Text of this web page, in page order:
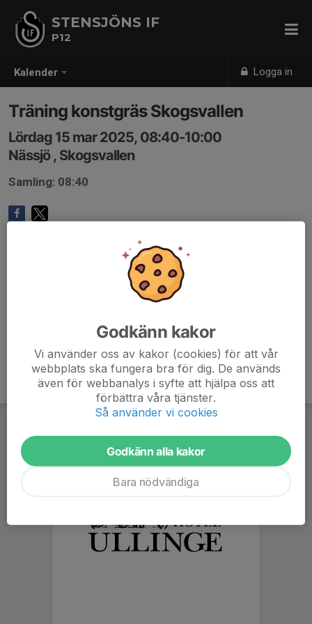
Kalender Logga in
STENSJÖNS IF
P12
Träning konstgräs Skogsvallen
Lördag 15 mar 2025, 08:40-10:00
Nässjö , Skogsvallen
Samling: 08:40
Godkänn kakor
Vi använder oss av kakor (cookies) för att vår
webbplats ska fungera bra för dig. De används
även för webbanalys i syfte att hjälpa oss att
förbättra våra tjänster.
Så använder vi cookies
Godkänn alla kakor
Bara nödvändiga